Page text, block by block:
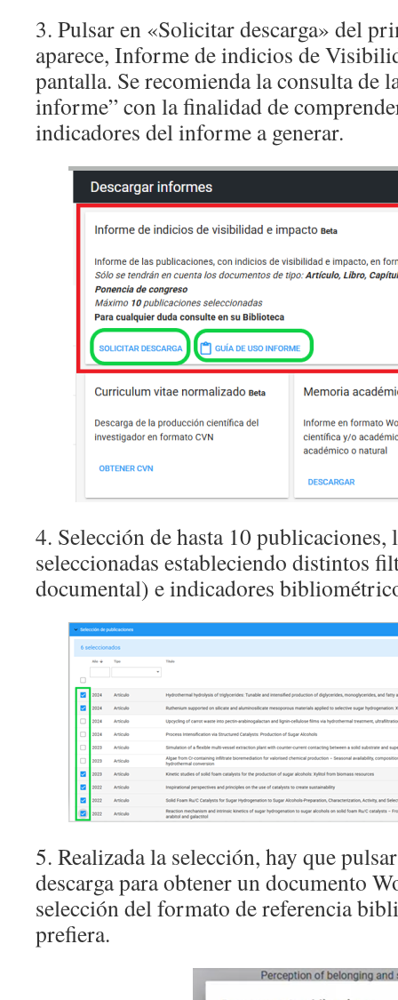
3. Pulsar en «Solicitar descarga» del
aparece, Informe de indicios de
pantalla. Se recomienda la consulta de
informe” con la finalidad de
indicadores del informe a generar.
4. Selección de hasta 10 publicaciones,
seleccionadas estableciendo distintos
documental) e indicadores
5. Realizada la selección, hay que
descarga para obtener un documento
selección del formato de referencia
prefiera.